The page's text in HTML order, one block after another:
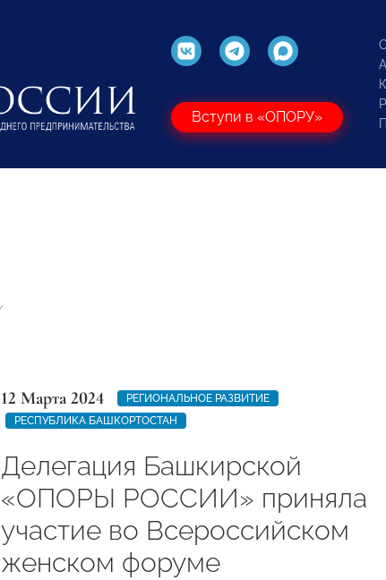
Вступи в «ОПОРУ»
12 Марта 2024
РЕГИОНАЛЬНОЕ РАЗВИТИЕ
РЕСПУБЛИКА БАШКОРТОСТАН
Делегация Башкирской
«ОПОРЫ РОССИИ» приняла
участие во Всероссийском
женском форуме